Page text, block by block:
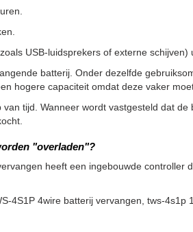
USB-luidsprekers of externe schijven)
batterij. Onder dezelfde
hogere capaciteit omdat deze vaker
tijd. Wanneer wordt vastgesteld dat de
"overladen"?
heeft een ingebouwde controller
4S1P 4wire batterij vervangen, tws-4s1p